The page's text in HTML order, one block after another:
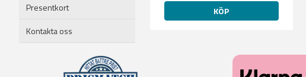
Presentkort
Kontakta oss
KÖP